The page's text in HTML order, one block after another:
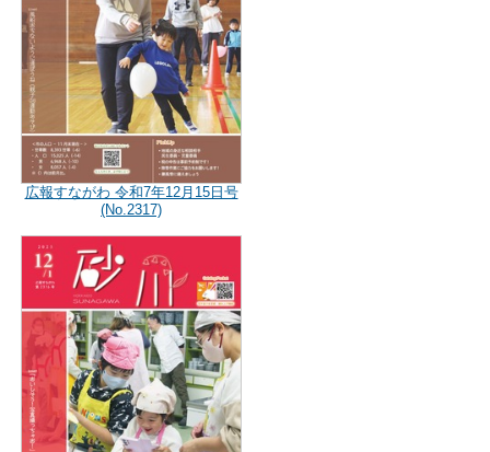
広報すながわ 令和7年12月15日号
(No.2317)